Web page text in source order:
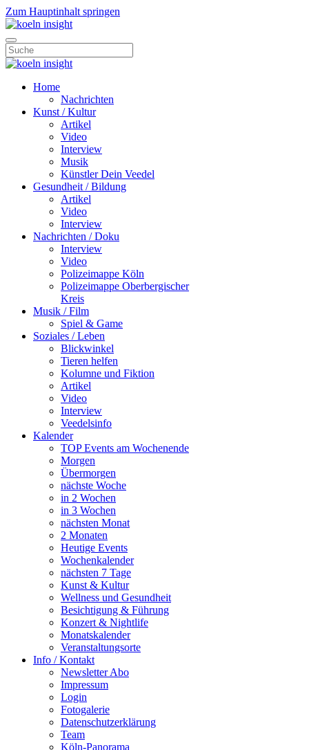
Zum Hauptinhalt springen
Home
Nachrichten
Kunst / Kultur
Artikel
Video
Interview
Musik
Künstler Dein Veedel
Gesundheit / Bildung
Artikel
Video
Interview
Nachrichten / Doku
Interview
Video
Polizeimappe Köln
Polizeimappe Oberbergischer
Kreis
Musik / Film
Spiel & Game
Soziales / Leben
Blickwinkel
Tieren helfen
Kolumne und Fiktion
Artikel
Video
Interview
Veedelsinfo
Kalender
TOP Events am Wochenende
Morgen
Übermorgen
nächste Woche
in 2 Wochen
in 3 Wochen
nächsten Monat
2 Monaten
Heutige Events
Wochenkalender
nächsten 7 Tage
Kunst & Kultur
Wellness und Gesundheit
Besichtigung & Führung
Konzert & Nightlife
Monatskalender
Veranstaltungsorte
Info / Kontakt
Newsletter Abo
Impressum
Login
Fotogalerie
Datenschutzerklärung
Team
Köln-Panorama